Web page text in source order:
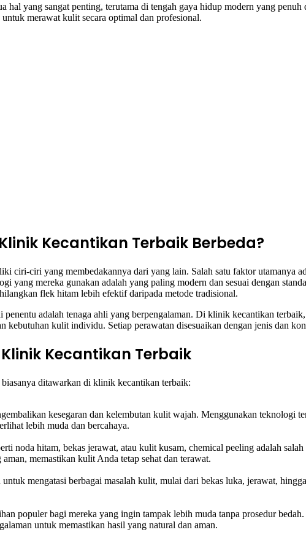
hal yang sangat penting, terutama di tengah gaya hidup modern yang
merawat kulit secara optimal dan profesional.
Kecantikan Terbaik Berbeda?
ciri-ciri yang membedakannya dari yang lain. Salah satu faktor utamanya
yang mereka gunakan adalah yang paling modern dan sesuai dengan
flek hitam lebih efektif daripada metode tradisional.
adalah tenaga ahli yang berpengalaman. Di klinik kecantikan
kebutuhan kulit individu. Setiap perawatan disesuaikan dengan jenis dan
Kecantikan Terbaik
ditawarkan di klinik kecantikan terbaik:
kesegaran dan kelembutan kulit wajah. Menggunakan teknologi
lebih muda dan bercahaya.
noda hitam, bekas jerawat, atau kulit kusam, chemical peeling adalah
memastikan kulit Anda tetap sehat dan terawat.
untuk mengatasi berbagai masalah kulit, mulai dari bekas luka, jerawat,
populer bagi mereka yang ingin tampak lebih muda tanpa prosedur
untuk memastikan hasil yang natural dan aman.